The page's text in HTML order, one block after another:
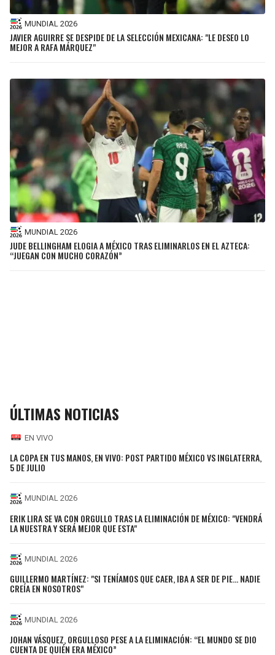
MUNDIAL 2026
JAVIER AGUIRRE SE DESPIDE DE LA SELECCIÓN MEXICANA: "LE DESEO LO
MEJOR A RAFA MÁRQUEZ"
MUNDIAL 2026
JUDE BELLINGHAM ELOGIA A MÉXICO TRAS ELIMINARLOS EN EL AZTECA:
“JUEGAN CON MUCHO CORAZÓN”
ÚLTIMAS NOTICIAS
EN VIVO
LA COPA EN TUS MANOS, EN VIVO: POST PARTIDO MÉXICO VS INGLATERRA,
5 DE JULIO
MUNDIAL 2026
ERIK LIRA SE VA CON ORGULLO TRAS LA ELIMINACIÓN DE MÉXICO: "VENDRÁ
LA NUESTRA Y SERÁ MEJOR QUE ESTA"
MUNDIAL 2026
GUILLERMO MARTÍNEZ: "SI TENÍAMOS QUE CAER, IBA A SER DE PIE... NADIE
CREÍA EN NOSOTROS"
MUNDIAL 2026
JOHAN VÁSQUEZ, ORGULLOSO PESE A LA ELIMINACIÓN: “EL MUNDO SE DIO
CUENTA DE QUIÉN ERA MÉXICO”